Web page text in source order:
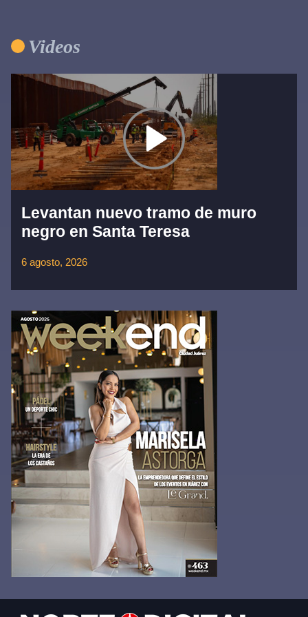
Videos
Levantan nuevo tramo de muro
negro en Santa Teresa
6 agosto, 2026